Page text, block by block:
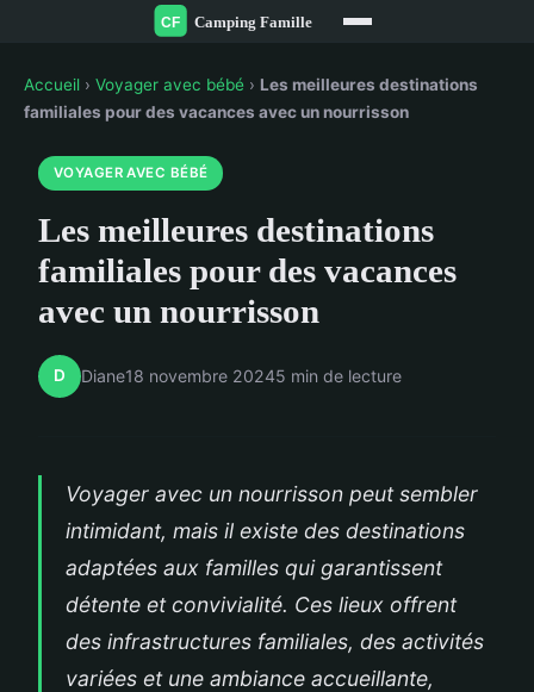
Accueil › Voyager avec bébé › Les meilleures destinations
familiales pour des vacances avec un nourrisson
VOYAGER AVEC BÉBÉ
Les meilleures destinations
familiales pour des vacances
avec un nourrisson
D Diane18 novembre 20245 min de lecture
Voyager avec un nourrisson peut sembler
intimidant, mais il existe des destinations
adaptées aux familles qui garantissent
détente et convivialité. Ces lieux offrent
des infrastructures familiales, des activités
variées et une ambiance accueillante,